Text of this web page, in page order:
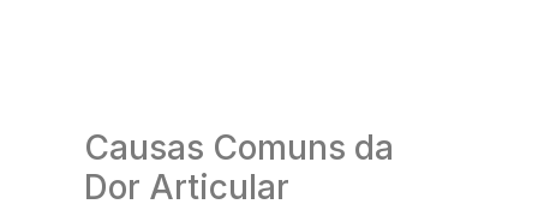
Causas Comuns da
Dor Articular